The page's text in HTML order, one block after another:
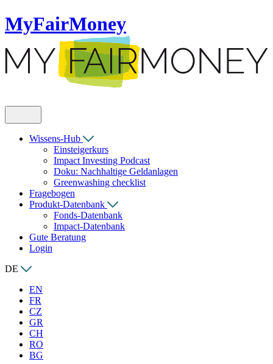
MyFairMoney
Wissens-Hub
Einsteigerkurs
Impact Investing Podcast
Doku: Nachhaltige Geldanlagen
Greenwashing checklist
Fragebogen
Produkt-Datenbank
Fonds-Datenbank
Impact-Datenbank
Gute Beratung
Login
DE
EN
FR
CZ
GR
CH
RO
BG